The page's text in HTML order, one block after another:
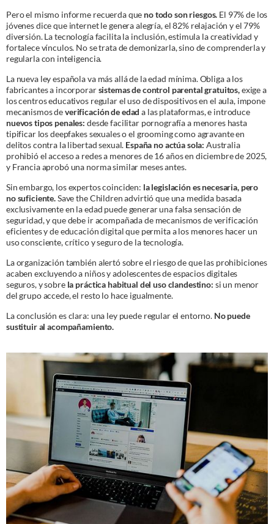
Pero el mismo informe recuerda que no todo son riesgos. El 97% de los
jóvenes dice que internet le genera alegría, el 82% relajación y el 79%
diversión. La tecnología facilita la inclusión, estimula la creatividad y
fortalece vínculos. No se trata de demonizarla, sino de comprenderla y
regularla con inteligencia.
La nueva ley española va más allá de la edad mínima. Obliga a los
fabricantes a incorporarsistemas de control parental gratuitos,exige a
los centros educativos regular el uso de dispositivos en el aula, impone
mecanismos deverificación de edad a las plataformas, e introduce
nuevos tipos penales: desde facilitar pornografía a menores hasta
tipificar los deepfakes sexuales o el grooming como agravante en
delitos contra la libertad sexual. España no actúa sola:Australia
prohibió el acceso a redes a menores de 16 años en diciembre de 2025,
y Francia aprobó una norma similar meses antes.
Sin embargo, los expertos coinciden: la legislación es necesaria, pero
no suficiente.Save the Children advirtió que una medida basada
exclusivamente en la edad puede generar una falsa sensación de
seguridad, y que debe ir acompañada de mecanismos de verificación
eficientes y de educación digital que permita a los menores hacer un
uso consciente, crítico y seguro de la tecnología.
La organización también alertó sobre el riesgo de que las prohibiciones
acaben excluyendo a niños y adolescentes de espacios digitales
seguros, y sobre la práctica habitual del uso clandestino: si un menor
del grupo accede, el resto lo hace igualmente.
La conclusión es clara: una ley puede regular el entorno. No puede
sustituir al acompañamiento.